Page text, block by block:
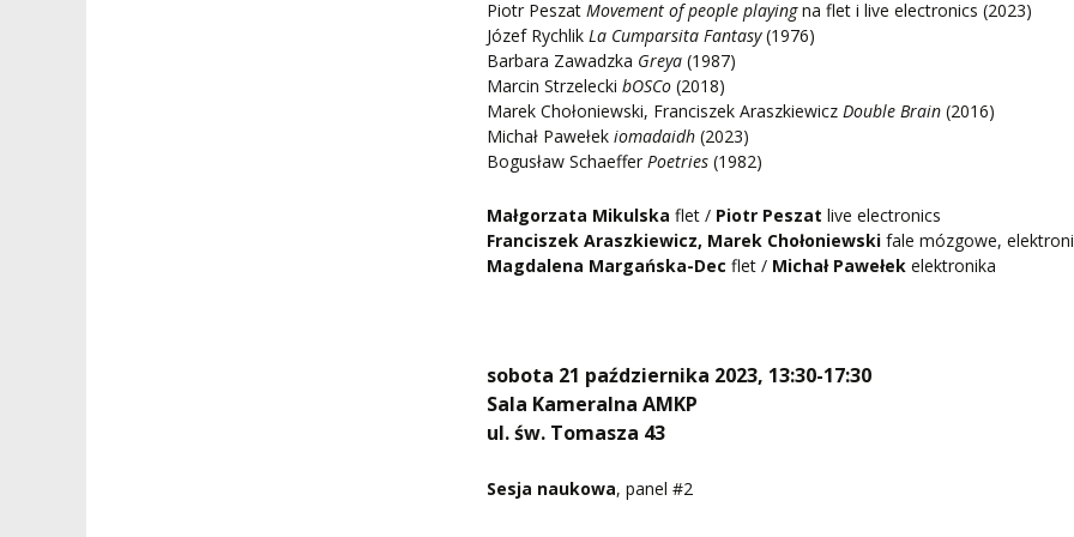
Piotr PeszatMovement of people playingna flet i live electronics (2023)
Józef RychlikLa Cumparsita Fantasy(1976)
Barbara Zawadzka Greya (1987)
Marcin StrzeleckibOSCo (2018)
Marek Chołoniewski, Franciszek AraszkiewiczDouble Brain (2016)
Michał Pawełekiomadaidh (2023)
Bogusław SchaefferPoetries (1982)
Małgorzata Mikulskaflet / Piotr Peszat live electronics
Franciszek Araszkiewicz, Marek Chołoniewski fale mózgowe,
Magdalena Margańska-Dec flet / Michał Pawełek elektronika
sobota 21 października 2023, 13:30-17:30
Sala Kameralna AMKP
ul. św. Tomasza 43
Sesja naukowa, panel #2